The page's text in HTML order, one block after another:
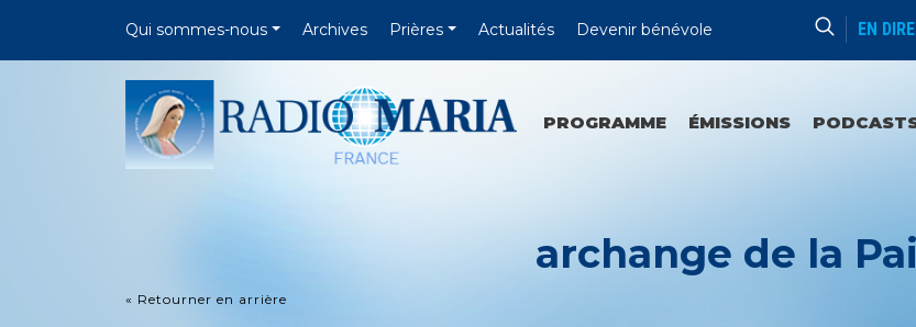
Qui sommes-nous Archives Prières Actualités Devenir bénévole EN
PROGRAMME ÉMISSIONS
archange de la
« Retourner en arrière